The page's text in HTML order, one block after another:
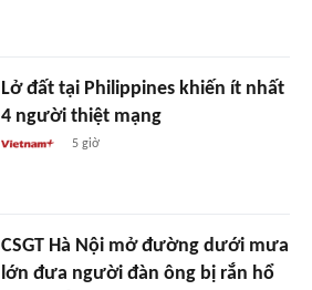
Lở đất tại Philippines khiến ít nhất
4 người thiệt mạng
5 giờ
CSGT Hà Nội mở đường dưới mưa
lớn đưa người đàn ông bị rắn hổ